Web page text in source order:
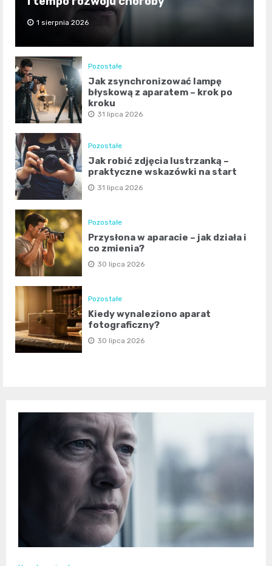
1 sierpnia 2026
Pozostałe
Jak zsynchronizować lampę
błyskową z aparatem – krok po
kroku
31 lipca 2026
Pozostałe
Jak robić zdjęcia lustrzanką –
praktyczne wskazówki na start
31 lipca 2026
Pozostałe
Przysłona w aparacie – jak działa i
co zmienia?
30 lipca 2026
Pozostałe
Kiedy wynaleziono aparat
fotograficzny?
30 lipca 2026